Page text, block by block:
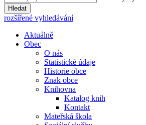
Hledat
rozšířené vyhledávání
Aktuálně
Obec
O nás
Statistické údaje
Historie obce
Znak obce
Knihovna
Katalog knih
Kontakt
Mateřská škola